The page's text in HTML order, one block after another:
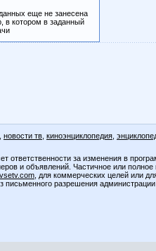
еще не занесена
в котором в заданный
новости тв киноэнциклопедия
ответственности за изменения в
и объявлений. Частичное или
, для коммерческих целей или
письменного разрешения